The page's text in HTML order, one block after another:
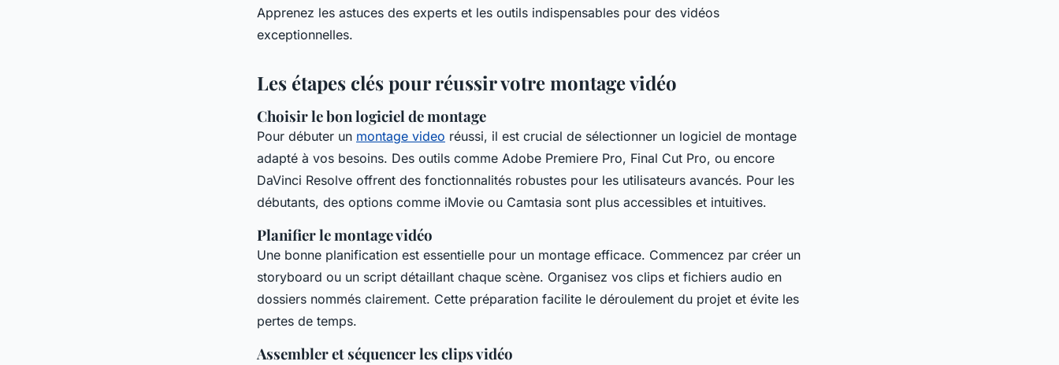
Apprenez les astuces des experts et les outils indispensables pour des vidéos
exceptionnelles.
Les étapes clés pour réussir votre montage vidéo
Choisir le bon logiciel de montage
Pour débuter un montage video réussi, il est crucial de sélectionner un logiciel de montage
adapté à vos besoins. Des outils comme Adobe Premiere Pro, Final Cut Pro, ou encore
DaVinci Resolve offrent des fonctionnalités robustes pour les utilisateurs avancés. Pour les
débutants, des options comme iMovie ou Camtasia sont plus accessibles et intuitives.
Planifier le montage vidéo
Une bonne planification est essentielle pour un montage efficace. Commencez par créer un
storyboard ou un script détaillant chaque scène. Organisez vos clips et fichiers audio en
dossiers nommés clairement. Cette préparation facilite le déroulement du projet et évite les
pertes de temps.
Assembler et séquencer les clips vidéo